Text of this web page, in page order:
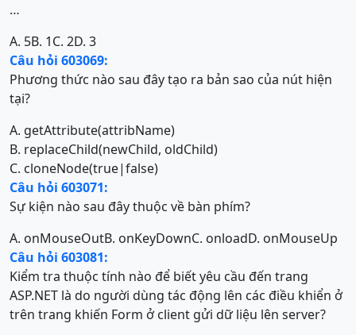
…
A. 5B. 1C. 2D. 3
Câu hỏi 603069:
Phương thức nào sau đây tạo ra bản sao của nút hiện
tại?
A. getAttribute(attribName)
B. replaceChild(newChild, oldChild)
C. cloneNode(true|false)
Câu hỏi 603071:
Sự kiện nào sau đây thuộc về bàn phím?
A. onMouseOutB. onKeyDownC. onloadD. onMouseUp
Câu hỏi 603081:
Kiểm tra thuộc tính nào để biết yêu cầu đến trang
ASP.NET là do người dùng tác động lên các điều khiển ở
trên trang khiến Form ở client gửi dữ liệu lên server?